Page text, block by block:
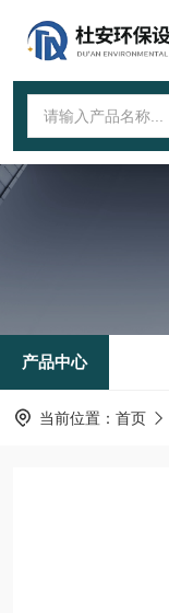
产品中心
当前位置： 首页